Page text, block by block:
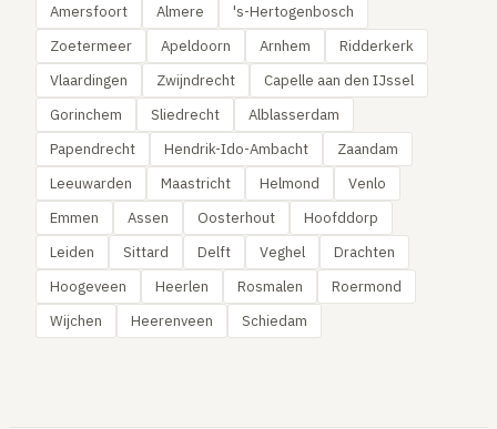
Amersfoort
Almere
's-Hertogenbosch
Zoetermeer
Apeldoorn Arnhem
Ridderkerk
Vlaardingen
Zwijndrecht
Capelle aan den IJssel
Gorinchem
Sliedrecht
Alblasserdam
Papendrecht
Hendrik-Ido-Ambacht
Zaandam
Leeuwarden
Maastricht Helmond
Venlo
Emmen
Assen Oosterhout
Hoofddorp
Leiden
Sittard Delft Veghel
Drachten
Hoogeveen
Heerlen Rosmalen
Roermond
Wijchen
Heerenveen Schiedam